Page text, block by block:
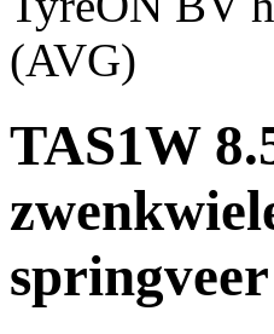
(AVG)
TAS1W
springveer